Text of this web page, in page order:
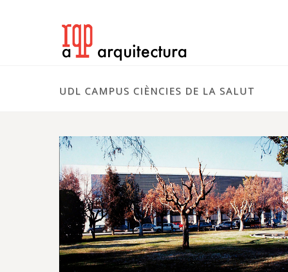
UDL CAMPUS CIÈNCIES DE LA SALUT